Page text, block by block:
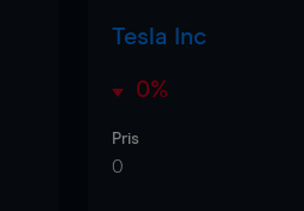
Tesla Inc
0%
Pris
0